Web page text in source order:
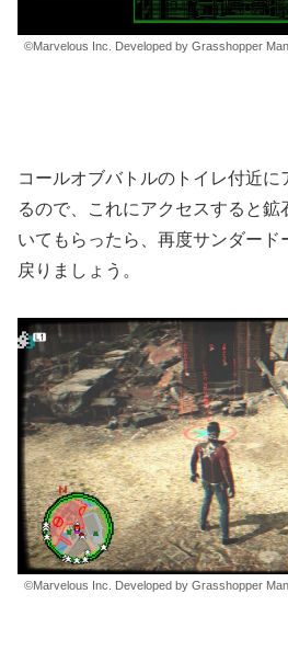
©Marvelous Inc. Developed by Grasshopper
コールオブバトルのトイレ付近
るので、これにアクセスすると
いてもらったら、再度サンダード
戻りましょう。
©Marvelous Inc. Developed by Grasshopper